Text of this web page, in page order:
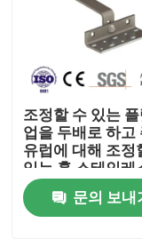
조정할 수 있는
업을 두배로 하고
유럽에 대해 조정
있는 훅 스테인레
훅이 하락하세요
문의 보내